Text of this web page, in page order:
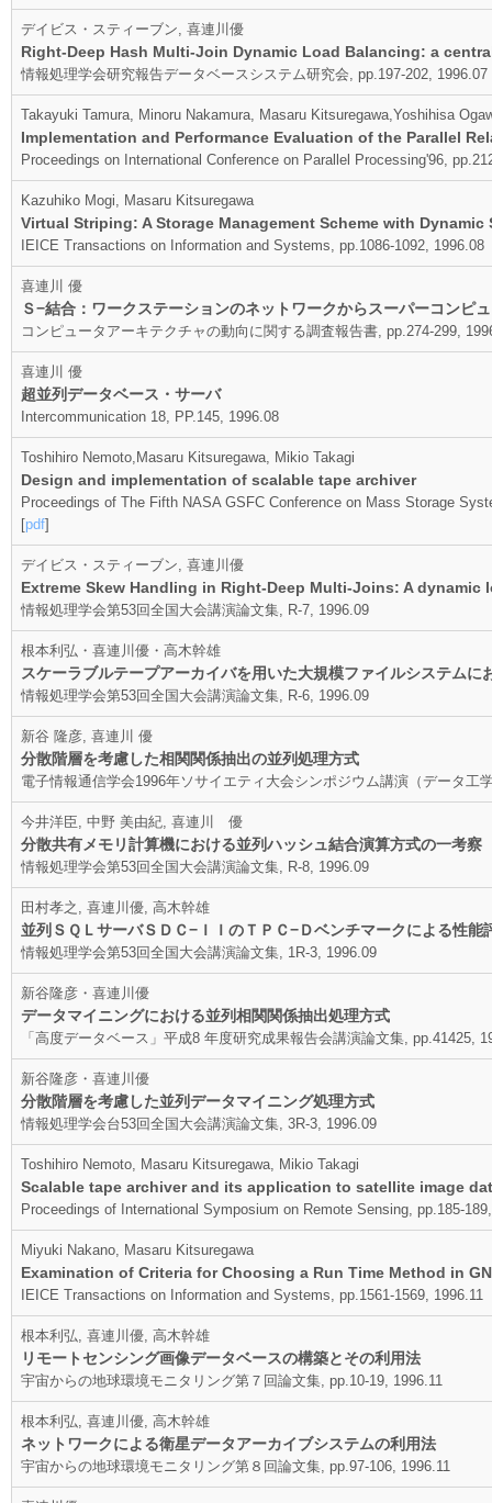
デイビス・スティーブン, 喜連川優
Right-Deep Hash Multi-Join Dynamic Load Balancing: a
情報処理学会研究報告データベースシステム研究会, pp.197-202, 1996.07
Takayuki Tamura, Minoru Nakamura, Masaru Kitsuregawa,Yoshihisa
Implementation and Performance Evaluation of the Parallel
Proceedings on International Conference on Parallel Processing'96,
Kazuhiko Mogi, Masaru Kitsuregawa
Virtual Striping: A Storage Management Scheme with Dynamic
IEICE Transactions on Information and Systems, pp.1086-1092, 1996.08
喜連川 優
Ｓ−結合：ワークステーションのネットワークからスーパーコンピ
コンピュータアーキテクチャの動向に関する調査報告書, pp.274-299,
喜連川 優
超並列データベース・サーバ
Intercommunication 18, PP.145, 1996.08
Toshihiro Nemoto,Masaru Kitsuregawa, Mikio Takagi
Design and implementation of scalable tape archiver
Proceedings of The Fifth NASA GSFC Conference on Mass Storage
[pdf]
デイビス・スティーブン, 喜連川優
Extreme Skew Handling in Right-Deep Multi-Joins: A dynamic
情報処理学会第53回全国大会講演論文集, R-7, 1996.09
根本利弘・喜連川優・高木幹雄
スケーラブルテープアーカイバを用いた大規模ファイルシステムに
情報処理学会第53回全国大会講演論文集, R-6, 1996.09
新谷 隆彦, 喜連川 優
分散階層を考慮した相関関係抽出の並列処理方式
電子情報通信学会1996年ソサイエティ大会シンポジウム講演（データ工
今井洋臣, 中野 美由紀, 喜連川 優
分散共有メモリ計算機における並列ハッシュ結合演算方式の一考察
情報処理学会第53回全国大会講演論文集, R-8, 1996.09
田村孝之, 喜連川優, 高木幹雄
並列ＳＱＬサーバＳＤＣ−ＩＩのＴＰＣ−Ｄベンチマークによる性能
情報処理学会第53回全国大会講演論文集, 1R-3, 1996.09
新谷隆彦・喜連川優
データマイニングにおける並列相関関係抽出処理方式
「高度データベース」平成8 年度研究成果報告会講演論文集, pp.41425,
新谷隆彦・喜連川優
分散階層を考慮した並列データマイニング処理方式
情報処理学会台53回全国大会講演論文集, 3R-3, 1996.09
Toshihiro Nemoto, Masaru Kitsuregawa, Mikio Takagi
Scalable tape archiver and its application to satellite image
Proceedings of International Symposium on Remote Sensing, pp.185-
Miyuki Nakano, Masaru Kitsuregawa
Examination of Criteria for Choosing a Run Time Method in
IEICE Transactions on Information and Systems, pp.1561-1569, 1996.11
根本利弘, 喜連川優, 高木幹雄
リモートセンシング画像データベースの構築とその利用法
宇宙からの地球環境モニタリング第７回論文集, pp.10-19, 1996.11
根本利弘, 喜連川優, 高木幹雄
ネットワークによる衛星データアーカイブシステムの利用法
宇宙からの地球環境モニタリング第８回論文集, pp.97-106, 1996.11